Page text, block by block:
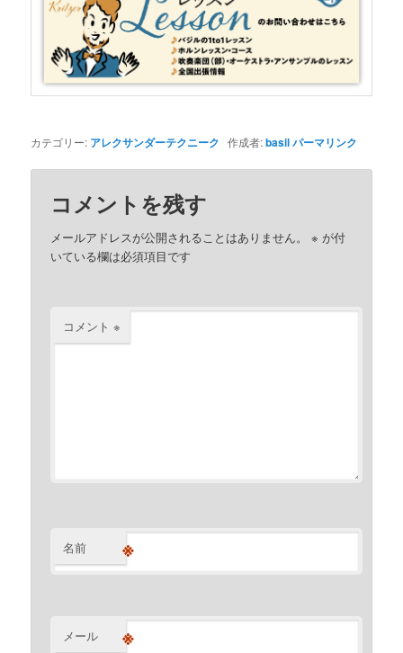
カテゴリー: アレクサンダーテクニーク 作成者:basilパーマリンク
コメントを残す
メールアドレスが公開されることはありません。 ※ が付
いている欄は必須項目です
コメント※
名前 ※
メール ※